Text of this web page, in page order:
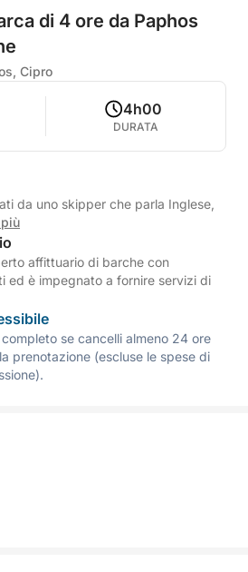
di 4 ore da Paphos
Cipro
4h00
DURATA
da uno skipper che parla Inglese,
affittuario di barche con
ed è impegnato a fornire servizi di
se cancelli almeno 24 ore
prenotazione (escluse le spese di